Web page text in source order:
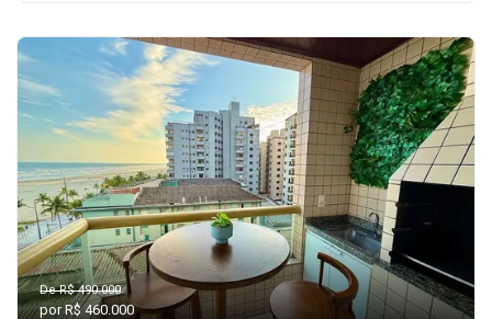
De R$ 490.000
por R$ 460.000